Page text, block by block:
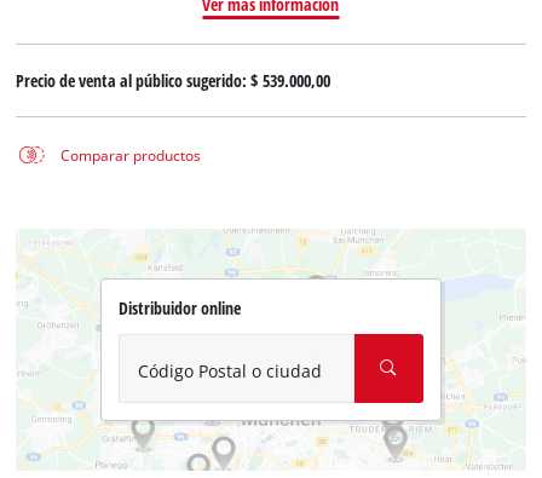
Precio de venta al público sugerido:$ 539.000,00
Comparar productos
Distribuidor online
Código Postal o ciudad